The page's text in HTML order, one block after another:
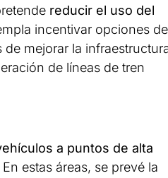
reducir el uso del
incentivar opciones de
mejorar la
de líneas de tren
a puntos de alta
estas áreas, se prevé la